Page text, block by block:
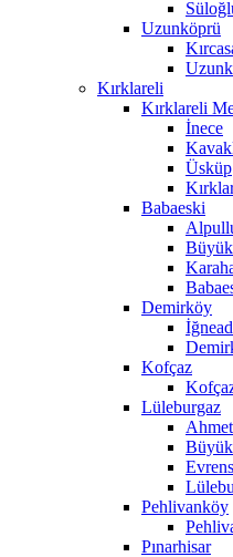
Uzunköprü
Kırklareli
Kırklareli
İnece
Üsküp
Babaeski
Demirköy
Kofçaz
Lüleburgaz
Pehlivanköy
Pınarhisar